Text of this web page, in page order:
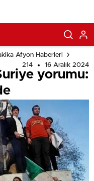
Afyon Haberleri
214
16 Aralık 2024
yorumu: